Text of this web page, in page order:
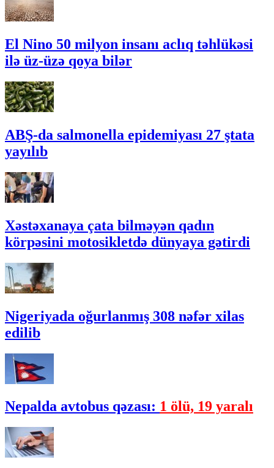
El Nino 50 milyon insanı aclıq təhlükəsi
ilə üz-üzə qoya bilər
ABŞ-da salmonella epidemiyası 27 ştata
yayılıb
Xəstəxanaya çata bilməyən qadın
körpəsini motosikletdə dünyaya gətirdi
Nigeriyada oğurlanmış 308 nəfər xilas
edilib
Nepalda avtobus qəzası: 1 ölü, 19 yaralı